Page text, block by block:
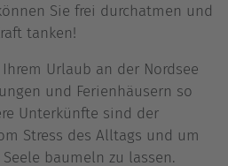
Sie frei durchatmen und
tanken!
Urlaub an der Nordsee
und Ferienhäusern so
Unterkünfte sind der
Stress des Alltags und um
baumeln zu lassen.